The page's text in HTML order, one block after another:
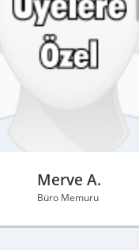
Merve A.
Büro Memuru